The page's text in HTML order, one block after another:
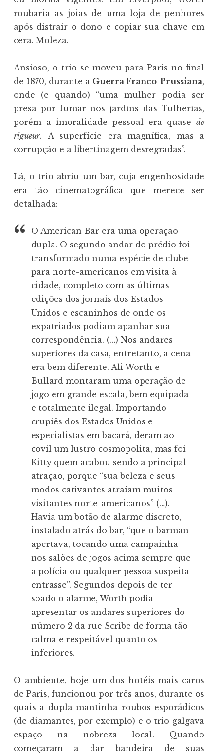
roubaria as joias de uma loja de penhores
após distrair o dono e copiar sua chave em
cera. Moleza.
Ansioso, o trio se moveu para Paris no final
de 1870, durante a Guerra Franco-Prussiana,
onde (e quando) “uma mulher podia ser
presa por fumar nos jardins das Tulherias,
porém a imoralidade pessoal era quase de
rigueur. A superfície era magnífica, mas a
corrupção e a libertinagem desregradas”.
Lá, o trio abriu um bar, cuja engenhosidade
era tão cinematográfica que merece ser
detalhada:
O American Bar era uma operação
dupla. O segundo andar do prédio foi
transformado numa espécie de clube
para norte-americanos em visita à
cidade, completo com as últimas
edições dos jornais dos Estados
Unidos e escaninhos de onde os
expatriados podiam apanhar sua
correspondência. (…) Nos andares
superiores da casa, entretanto, a cena
era bem diferente. Ali Worth e
Bullard montaram uma operação de
jogo em grande escala, bem equipada
e totalmente ilegal. Importando
crupiês dos Estados Unidos e
especialistas em bacará, deram ao
covil um lustro cosmopolita, mas foi
Kitty quem acabou sendo a principal
atração, porque “sua beleza e seus
modos cativantes atraíam muitos
visitantes norte-americanos” (…).
Havia um botão de alarme discreto,
instalado atrás do bar, “que o barman
apertava, tocando uma campainha
nos salões de jogos acima sempre que
a polícia ou qualquer pessoa suspeita
entrasse”. Segundos depois de ter
soado o alarme, Worth podia
apresentar os andares superiores do
número 2 da rue Scribe de forma tão
calma e respeitável quanto os
inferiores.
O ambiente, hoje um dos hotéis mais caros
de Paris, funcionou por três anos, durante os
quais a dupla mantinha roubos esporádicos
(de diamantes, por exemplo) e o trio galgava
espaço na nobreza local. Quando
começaram a dar bandeira de suas